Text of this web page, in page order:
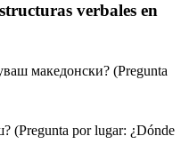
verbales en
македонски? (Pregunta
(Pregunta por lugar: ¿Dónde